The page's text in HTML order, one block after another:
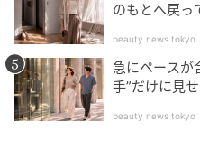
ママ広場
渉は、きっと四宮家の財
私が由美ちゃんに財産を渡
孝行」なんて耳ざわりの
のもとへ戻っ
beauty news tokyo
急にペースが
手”だけに見
beauty news tokyo